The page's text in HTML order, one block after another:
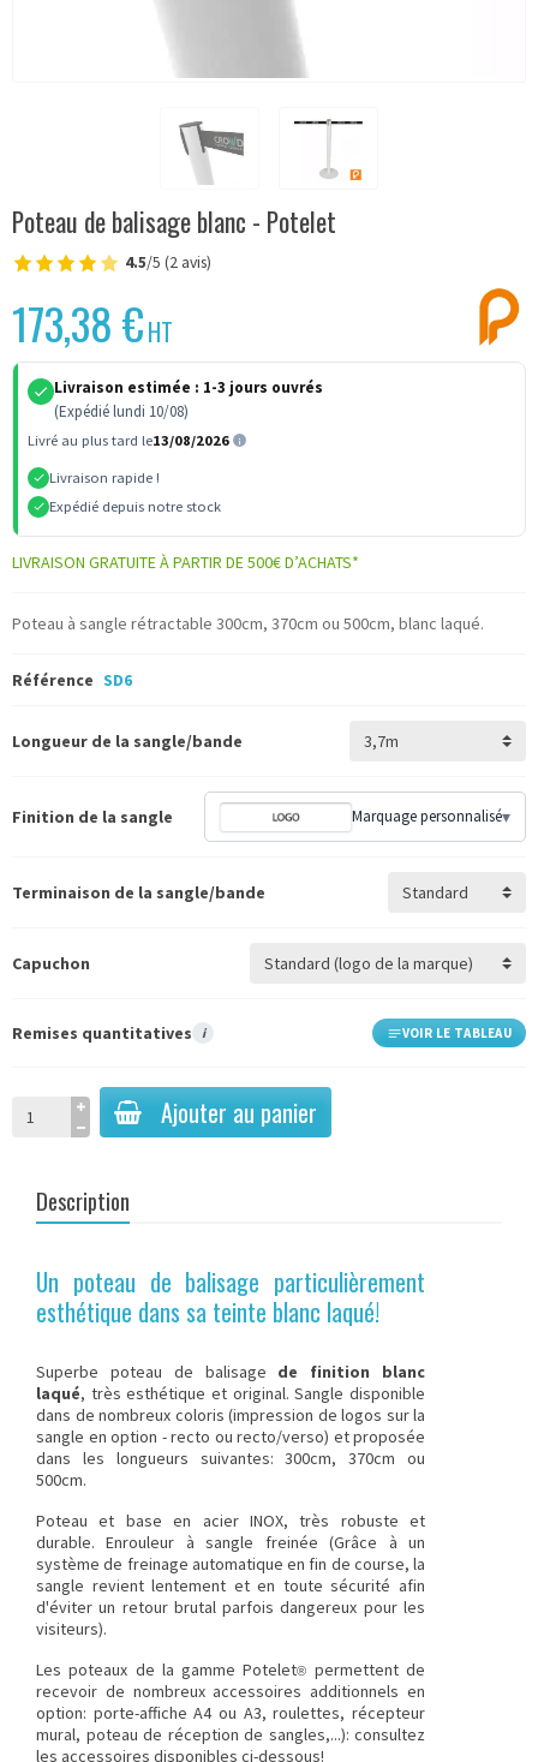
Poteau de balisage blanc - Potelet
4.5/5 (2 avis)
173,38 €HT
Livraison estimée : 1-3 jours ouvrés
(Expédié lundi 10/08)
Livré au plus tard le13/08/2026
Livraison rapide !
Expédié depuis notre stock
LIVRAISON GRATUITE À PARTIR DE 500€ D’ACHATS*
Poteau à sangle rétractable 300cm, 370cm ou 500cm, blanc laqué.
Référence SD6
Longueur de la sangle/bande
Finition de la sangle Marquage personnalisé▾
Terminaison de la sangle/bande
Capuchon
Remises quantitatives i VOIR LE TABLEAU
Ajouter au panier
Description
Un poteau de balisage particulièrement
esthétique dans sa teinte blanc laqué!
Superbe poteau de balisage de finition blanc
laqué, très esthétique et original. Sangle disponible
dans de nombreux coloris (impression de logos sur la
sangle en option - recto ou recto/verso) et proposée
dans les longueurs suivantes: 300cm, 370cm ou
500cm.
Poteau et base en acier INOX, très robuste et
durable. Enrouleur à sangle freinée (Grâce à un
système de freinage automatique en fin de course, la
sangle revient lentement et en toute sécurité afin
d'éviter un retour brutal parfois dangereux pour les
visiteurs).
Les poteaux de la gamme Potelet® permettent de
recevoir de nombreux accessoires additionnels en
option: porte-affiche A4 ou A3,roulettes,récepteur
mural, poteau de réception de sangles,...): consultez
les accessoires disponibles ci-dessous!